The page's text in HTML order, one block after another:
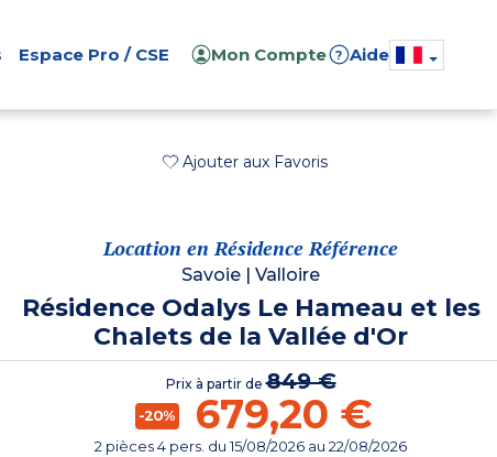
Espace Pro / CSE Mon Compte ? Aide
Ajouter aux Favoris
Location en Résidence Référence
Savoie Valloire
Résidence Odalys Le Hameau et les
Chalets de la Vallée d'Or
Prix à partir de849 €
-20% 679,20 €
2 pièces 4 pers. du15/08/2026 au 22/08/2026